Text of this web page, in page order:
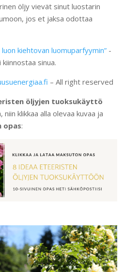
öljy vievät sinut luostarin
jos et jaksa odottaa
luon kiehtovan luomuparfyymin”-
sinua.
– All right reserved
öljyjen tuoksukäyttö
niin klikkaa alla olevaa kuvaa ja
opas: